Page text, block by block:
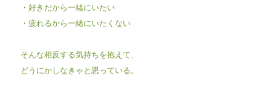
・好きだから一緒にいたい
・疲れるから一緒にいたくない
そんな相反する気持ちを抱えて、
どうにかしなきゃと思っている。